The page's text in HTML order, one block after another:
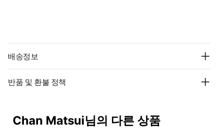
배송정보
반품 및 환불 정책
Chan Matsui님의 다른 상품